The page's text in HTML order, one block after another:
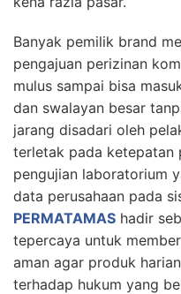
Banyak pemilik brand
pengajuan perizinan
mulus sampai bisa
dan swalayan besar
jarang disadari oleh
terletak pada ketepatan
pengujian laboratorium
data perusahaan pada
PERMATAMAS hadir
tepercaya untuk
aman agar produk
terhadap hukum yang